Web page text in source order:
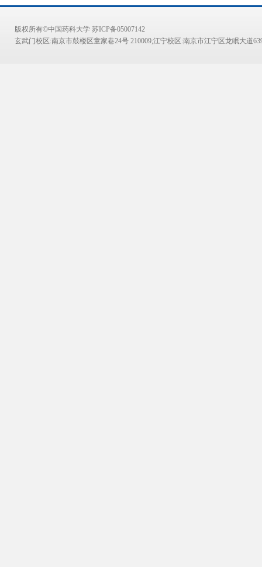
版权所有©中国药科大学 苏ICP备05007142
玄武门校区:南京市鼓楼区童家巷24号 210009;江宁校区:南京市江宁区龙眠大道